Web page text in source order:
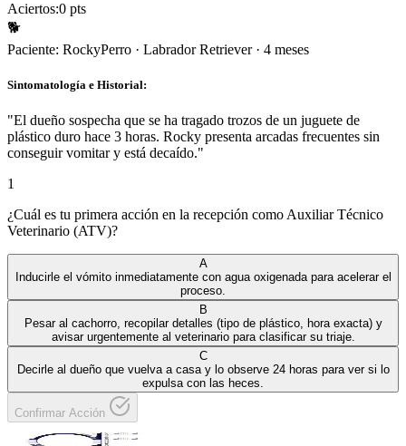
Aciertos:0 pts
🐕
Paciente: RockyPerro · Labrador Retriever· 4 meses
Sintomatología e Historial:
"El dueño sospecha que se ha tragado trozos de un juguete de
plástico duro hace 3 horas. Rocky presenta arcadas frecuentes sin
conseguir vomitar y está decaído."
1
¿Cuál es tu primera acción en la recepción como Auxiliar Técnico
Veterinario (ATV)?
A
Inducirle el vómito inmediatamente con agua oxigenada para acelerar el
proceso.
B
Pesar al cachorro, recopilar detalles (tipo de plástico, hora exacta) y
avisar urgentemente al veterinario para clasificar su triaje.
C
Decirle al dueño que vuelva a casa y lo observe 24 horas para ver si lo
expulsa con las heces.
Confirmar Acción